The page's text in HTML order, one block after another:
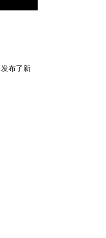
布了新